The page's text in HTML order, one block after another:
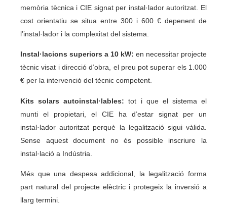
memòria tècnica i CIE signat per instal·lador autoritzat. El
cost orientatiu se situa entre 300 i 600 € depenent de
l’instal·lador i la complexitat del sistema.
Instal·lacions superiors a 10 kW: en necessitar projecte
tècnic visat i direcció d’obra, el preu pot superar els 1.000
€ per la intervenció del tècnic competent.
Kits solars autoinstal·lables: tot i que el sistema el
munti el propietari, el CIE ha d’estar signat per un
instal·lador autoritzat perquè la legalització sigui vàlida.
Sense aquest document no és possible inscriure la
instal·lació a Indústria.
Més que una despesa addicional, la legalització forma
part natural del projecte elèctric i protegeix la inversió a
llarg termini.